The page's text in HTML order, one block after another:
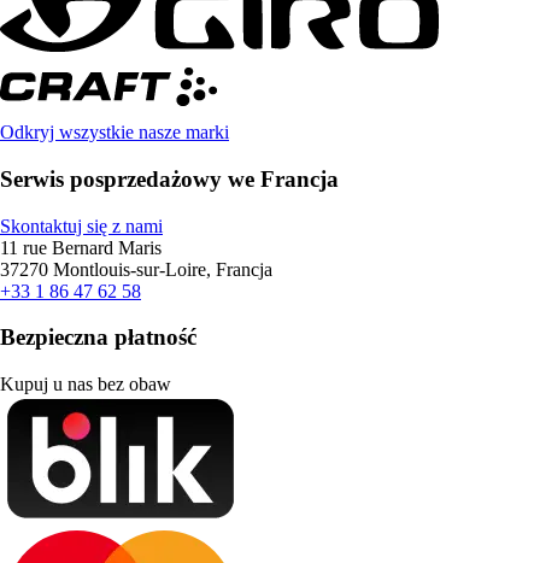
Odkryj wszystkie nasze marki
Serwis posprzedażowy we Francja
Skontaktuj się z nami
11 rue Bernard Maris
37270 Montlouis-sur-Loire, Francja
+33 1 86 47 62 58
Bezpieczna płatność
Kupuj u nas bez obaw